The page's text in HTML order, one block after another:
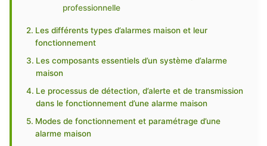
professionnelle
Les différents types d’alarmes maison et leur
fonctionnement
Les composants essentiels d’un système d’alarme
maison
Le processus de détection, d’alerte et de transmission
dans le fonctionnement d’une alarme maison
Modes de fonctionnement et paramétrage d’une
alarme maison